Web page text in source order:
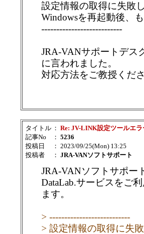
設定情報の取得に失敗
Windowsを再起動後、
---------------------------
JRA-VANサポートデス
に言われました。
対応方法をご教授くだ
タイトル ： Re: JV-LINK設定ツールエラ
記事No
： 5236
投稿日
： 2023/09/25(Mon) 13:25
投稿者
： JRA-VANソフトサポート
JRA-VANソフトサポー
DataLab.サービスをご
ます。
> ---------------------------
> 設定情報の取得に失